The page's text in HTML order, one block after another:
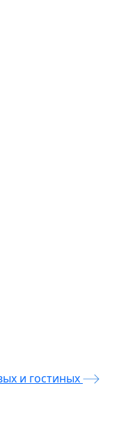
и гостиных